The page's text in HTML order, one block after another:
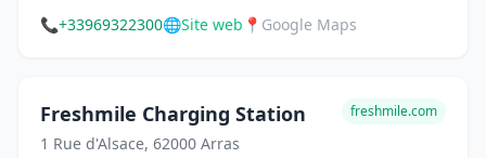
📞+33969322300🌐Site web 📍 Google Maps
Freshmile Charging Station
1 Rue d'Alsace, 62000 Arras
freshmile.com